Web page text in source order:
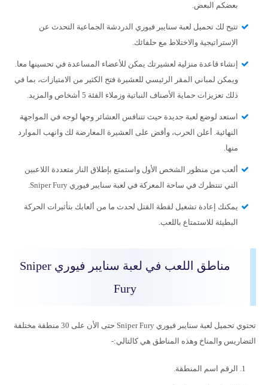
بعضكم البعض.
تتيح لك تحميل لعبة سنايبر فيوري الدردشة الجماعية التحدث عن
الإستراتيجية والاختلاط مع حلفائك.
إنشاء قاعدة منزلية لعشيرتك يمكن للأعضاء المساعدة في تحسينها معا.
ويمكن لمباني المقر الرئيسي للعشيرة فتح الكثير من الامتيازات، بما في
ذلك تعزيزات حماية الأصناف النباتية وزملاء الفئة 5 أشخاص والمزيد.
استعد لوضع لعبة جديدة حيث تتنافس العشائر وجها لوجه في المواجهة
النهائية. أعلن الحرب، وأقض على العشيرة المعارضة لك وانهب الموارد
منها.
ألعب من منظور الشخص الأول واستمتع بإطلاق النار متعددة اللاعبين
التي تنتظرك في ساحة المعركة في لعبة سنايبر فيوري Sniper Fury.
يمكنك إعادة تشغيل لقطة القتل لحدث ما من ألعابك بتأثيرات الحركة
البطيئة للاستمتاع باللعب.
مناطق اللعب في لعبة سنايبر فيوري Sniper
Fury
تحتوي تحميل لعبة سنايبر فيوري Sniper Fury حتى الأن على 30 منطقة مختلفة
التضاريس والمناخ وهذه المناطق هي كالتالي:-
الرقم اسم المنطقة.